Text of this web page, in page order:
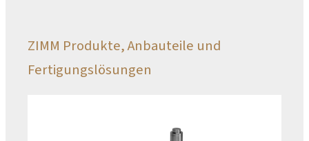
ZIMM Produkte, Anbauteile und
Fertigungslösungen